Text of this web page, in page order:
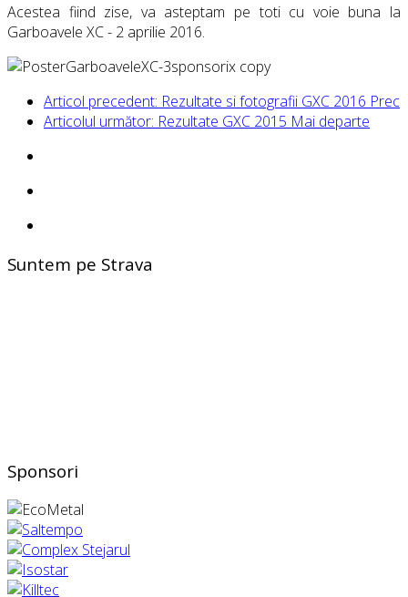
Acestea fiind zise, va asteptam pe toti cu voie buna la
Garboavele XC - 2 aprilie 2016.
Articol precedent: Rezultate si fotografii GXC 2016 Prec
Articolul următor: Rezultate GXC 2015 Mai departe
Suntem pe Strava
Sponsori